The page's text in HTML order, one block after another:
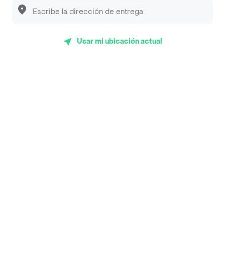
Top Marcas y Cadenas de Restaurantes
Usar mi ubicación actual